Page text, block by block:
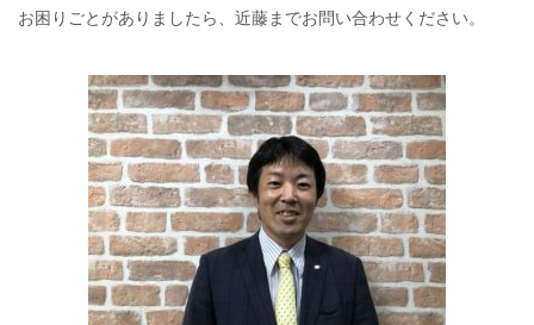
お困りごとがありましたら、近藤までお問い合わせください。